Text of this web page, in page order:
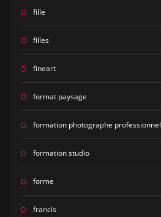
fille
filles
fineart
format paysage
formation photographe professionnel
formation studio
forme
francis